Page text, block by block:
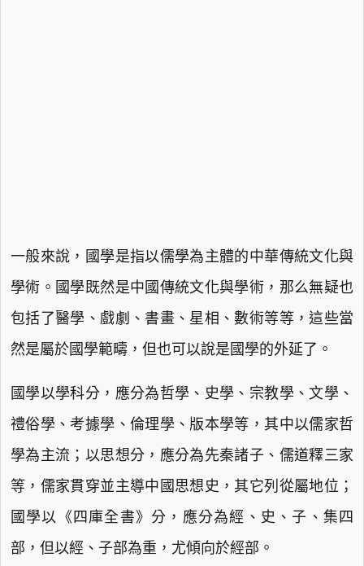
一般來說，國學是指以儒學為主體的中華傳統文化與
學術。國學既然是中國傳統文化與學術，那么無疑也
包括了醫學、戲劇、書畫、星相、數術等等，這些當
然是屬於國學範疇，但也可以說是國學的外延了。
國學以學科分，應分為哲學、史學、宗教學、文學、
禮俗學、考據學、倫理學、版本學等，其中以儒家哲
學為主流；以思想分，應分為先秦諸子、儒道釋三家
等，儒家貫穿並主導中國思想史，其它列從屬地位；
國學以《四庫全書》分，應分為經、史、子、集四
部，但以經、子部為重，尤傾向於經部。